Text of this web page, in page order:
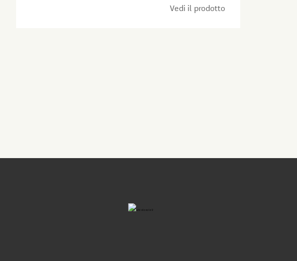
Vedi il prodotto